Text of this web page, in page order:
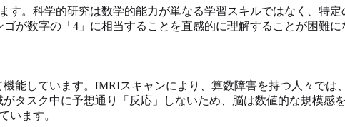
。科学的研究は数学的能力が単なる学習スキルではなく、特
が数字の「4」に相当することを直感的に理解することが困難に
能しています。fMRIスキャンにより、算数障害を持つ人々では
タスク中に予想通り「反応」しないため、脳は数値的な規模感
います。